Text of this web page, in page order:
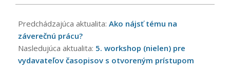
02-
20
Predchádzajúca aktualita: Ako nájsť tému na
záverečnú prácu?
Nasledujúca aktualita: 5. workshop (nielen) pre
vydavateľov časopisov s otvoreným prístupom